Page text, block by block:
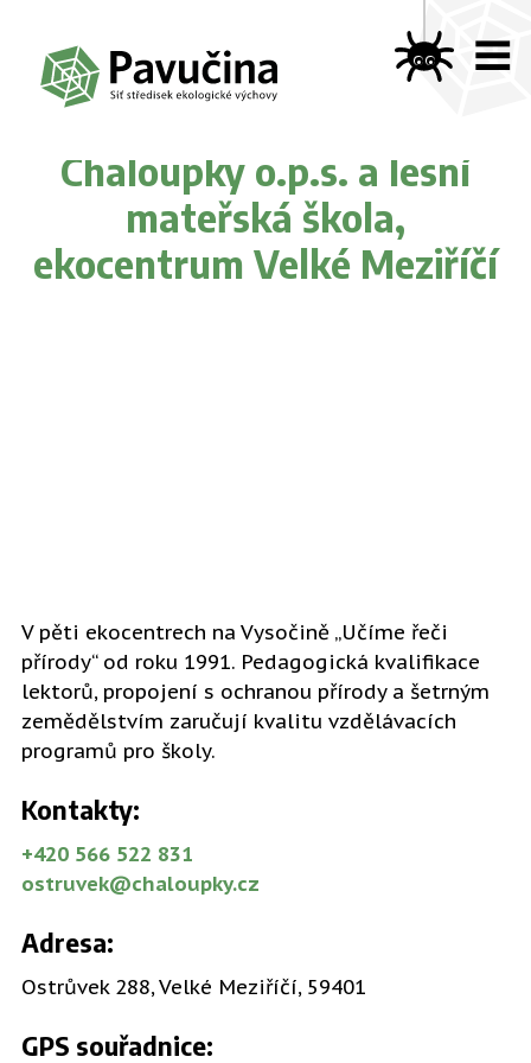
Chaloupky o.p.s. a lesní
mateřská škola,
ekocentrum Velké Meziříčí
V pěti ekocentrech na Vysočině „Učíme řeči
přírody“ od roku 1991. Pedagogická kvalifikace
lektorů, propojení s ochranou přírody a šetrným
zemědělstvím zaručují kvalitu vzdělávacích
programů pro školy.
Kontakty:
+420 566 522 831
ostruvek@chaloupky.cz
Adresa:
Ostrůvek 288, Velké Meziříčí, 59401
GPS souřadnice: